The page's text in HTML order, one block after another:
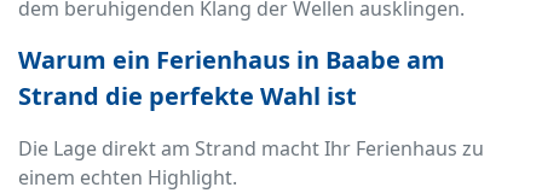
dem beruhigenden Klang der Wellen ausklingen.
Warum ein Ferienhaus in Baabe am
Strand die perfekte Wahl ist
Die Lage direkt am Strand macht Ihr Ferienhaus zu
einem echten Highlight.